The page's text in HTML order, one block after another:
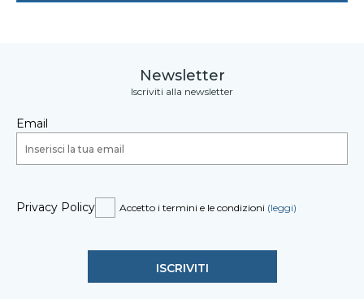
Newsletter
Iscriviti alla newsletter
Email
Privacy Policy Accetto i termini e le condizioni (leggi)